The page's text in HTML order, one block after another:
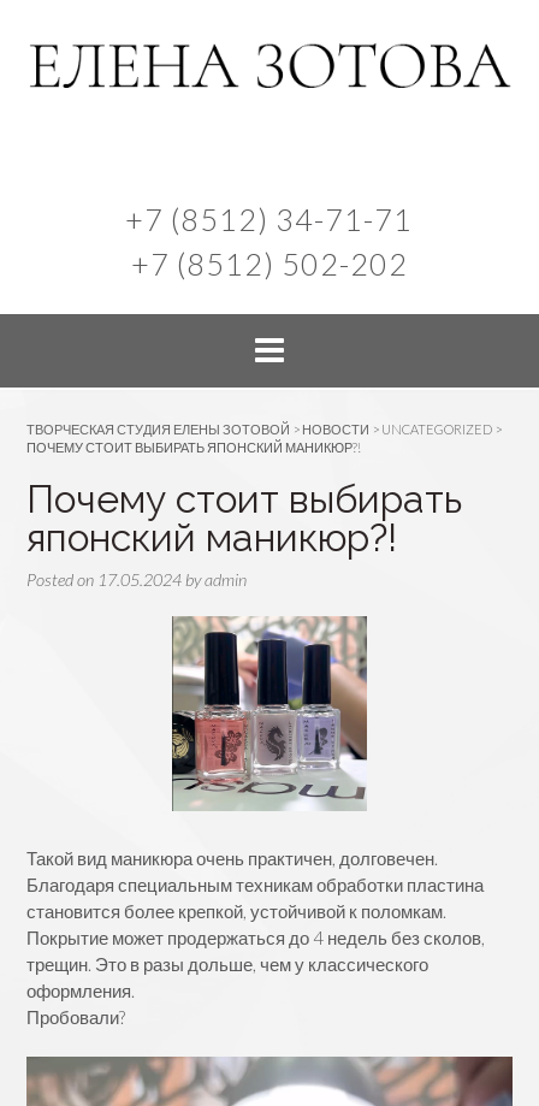
+7 (8512) 34-71-71
+7 (8512) 502-202
ТВОРЧЕСКАЯ СТУДИЯ ЕЛЕНЫ ЗОТОВОЙ > НОВОСТИ > UNCATEGORIZED >
ПОЧЕМУ СТОИТ ВЫБИРАТЬ ЯПОНСКИЙ МАНИКЮР?!
Почему стоит выбирать
японский маникюр?!
Posted on 17.05.2024 byadmin
Такой вид маникюра очень практичен, долговечен.
Благодаря специальным техникам обработки пластина
становится более крепкой, устойчивой к поломкам.
Покрытие может продержаться до 4 недель без сколов,
трещин. Это в разы дольше, чем у классического
оформления.
Пробовали?
Видеоплеер